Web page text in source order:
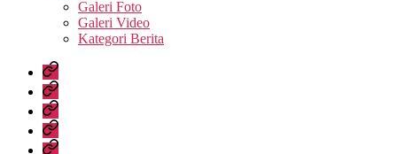
menu
Galeri Foto
Galeri Video
Kategori Berita
Home
Profil
Sekolah
Kesiswaan
Data
Sekolah
Media